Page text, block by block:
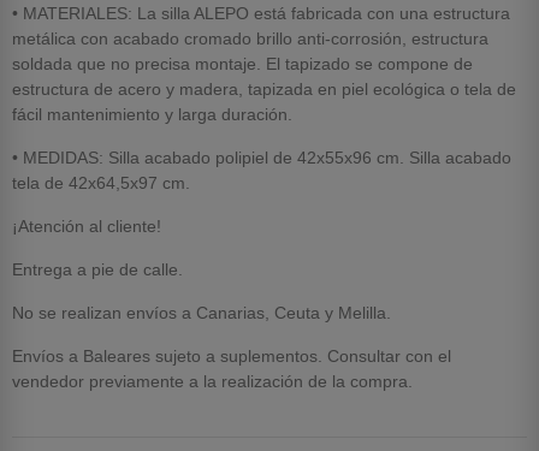
• MATERIALES: La silla ALEPO está fabricada con una estructura
metálica con acabado cromado brillo anti-corrosión, estructura
soldada que no precisa montaje. El tapizado se compone de
estructura de acero y madera, tapizada en piel ecológica o tela de
fácil mantenimiento y larga duración.
• MEDIDAS: Silla acabado polipiel de 42x55x96 cm. Silla acabado
tela de 42x64,5x97 cm.
¡Atención al cliente!
Entrega a pie de calle.
No se realizan envíos a Canarias, Ceuta y Melilla.
Envíos a Baleares sujeto a suplementos. Consultar con el
vendedor previamente a la realización de la compra.